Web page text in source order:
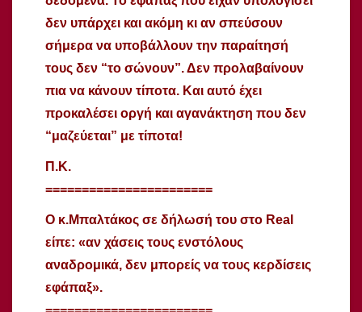
δεν υπάρχει και ακόμη κι αν σπεύσουν
σήμερα να υποβάλλουν την παραίτησή
τους δεν “το σώνουν”. Δεν προλαβαίνουν
πια να κάνουν τίποτα. Και αυτό έχει
προκαλέσει οργή και αγανάκτηση που δεν
“μαζεύεται” με τίποτα!
Π.Κ.
=======================
Ο κ.Μπαλτάκος σε δήλωσή του στο Real
είπε: «αν χάσεις τους ενστόλους
αναδρομικά, δεν μπορείς να τους κερδίσεις
εφάπαξ».